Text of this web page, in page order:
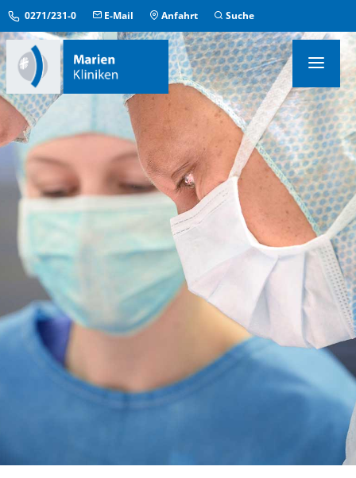
0271/231-0 E-Mail Anfahrt Suche
KLINIKEN & INSTITUTE
MEDIZINISCHE ZENTREN
ÜBERGREIFENDE EINRICHTUNGEN
PFLEGE & AUFENTHALT
KONTAKT & SERVICE
IM NOTFALL